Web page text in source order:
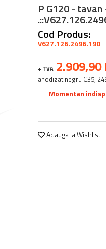
P G120 -
Cod Produs:
V627.126.2496.190
+ TVA 2.909,90
anodizat negru C35;
Momentan
Adauga la Wishlist